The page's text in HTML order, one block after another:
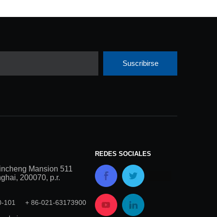
Suscribirse
Mansion 511
200070, p.r.
101 + 86-021-63173900
REDES SOCIALES